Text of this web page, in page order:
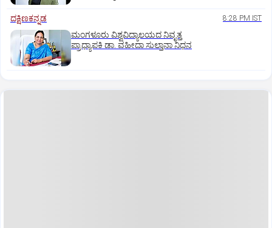
ದಕ್ಷಿಣಕನ್ನಡ 8:28 PM IST
ಮಂಗಳೂರು ವಿಶ್ವವಿದ್ಯಾಲಯದ ನಿವೃತ್ತ
ಪ್ರಾಧ್ಯಾಪಕಿ ಡಾ. ವಹೀದಾ ಸುಲ್ತಾನಾ ನಿಧನ